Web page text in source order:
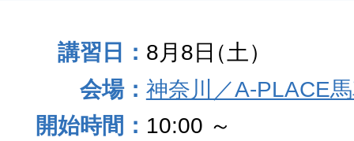
8月8日（土）
神奈川／A-PLACE
10:00 ～